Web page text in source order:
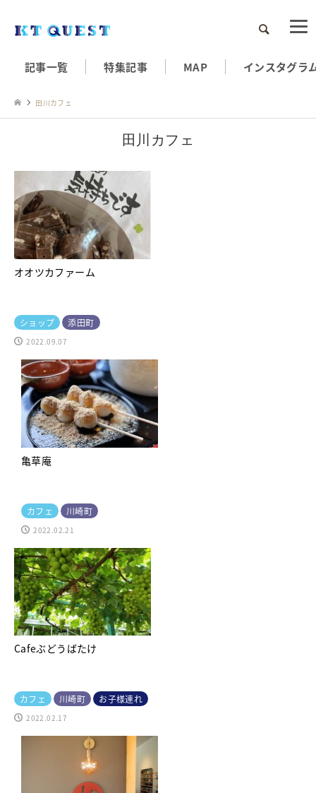
検索
記事一覧 特集記事 MAP インスタグラ
田川カフェ
田川カフェ
オオツカファーム
ショップ 添田町
2022.09.07
亀草庵
カフェ 川崎町
2022.02.21
Cafeぶどうばたけ
カフェ 川崎町 お子様連れ
2022.02.17